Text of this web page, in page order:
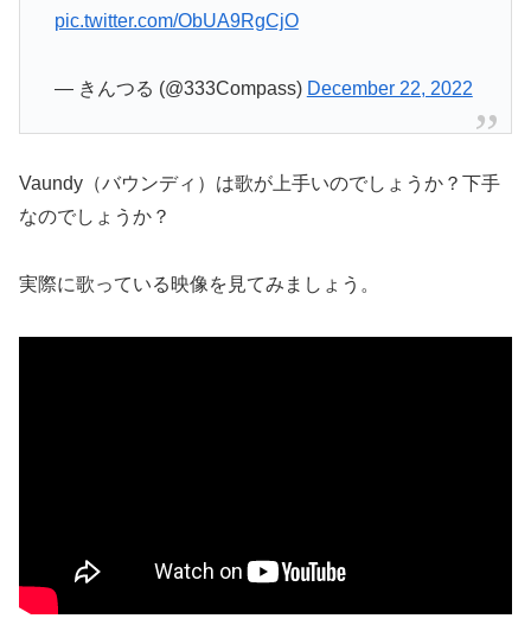
pic.twitter.com/ObUA9RgCjO
— きんつる (@333Compass) December 22, 2022
Vaundy（バウンディ）は歌が上手いのでしょうか？下手
なのでしょうか？
実際に歌っている映像を見てみましょう。